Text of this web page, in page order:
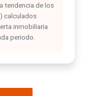
tendencia de los
calculados
inmobiliaria
periodo.